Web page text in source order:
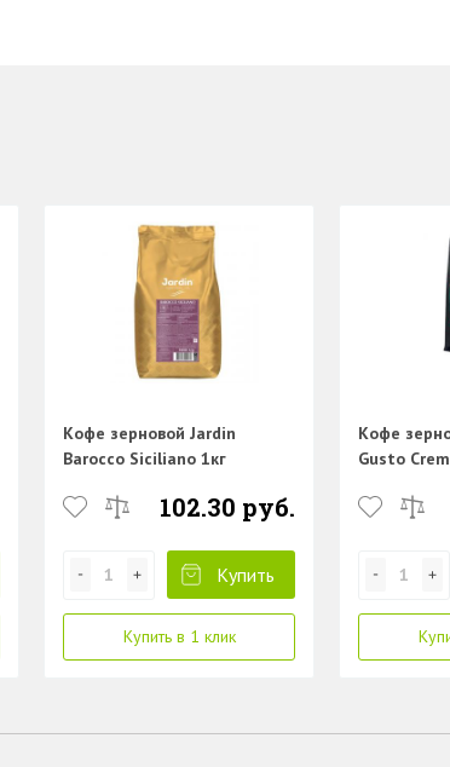
Кофе зерновой Jardin
Barocco Siciliano 1кг
102.30 руб.
Купить
Купить в 1 клик
Кофе
Gusto